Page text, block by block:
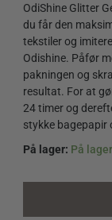
OdiShine Glitter
du får den
tekstiler og
Odishine. Påfør
pakningen og
resultat. For at
24 timer og
stykke bagepapir
På lager: På lager
OdiShine